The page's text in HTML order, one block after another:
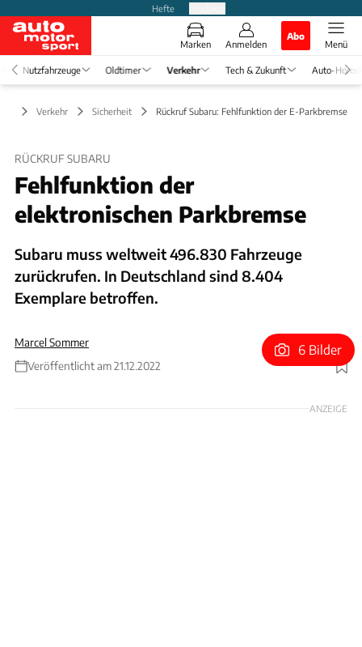
Hefte
Marken Anmelden
Abo
Menü
Nutzfahrzeuge Oldtimer Verkehr Tech & Zukunft Auto-
Verkehr Sicherheit Rückruf Subaru: Fehlfunktion der E-Parkbremse
RÜCKRUF SUBARU
Fehlfunktion der
elektronischen Parkbremse
Subaru muss weltweit 496.830 Fahrzeuge
zurückrufen. In Deutschland sind 8.404
Exemplare betroffen.
Marcel Sommer
Veröffentlicht am 21.12.2022
Foto: Subaru
6 Bilder
ANZEIGE